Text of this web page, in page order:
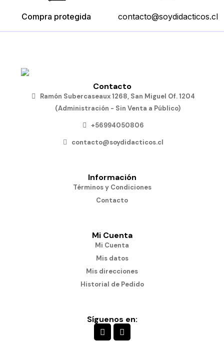
Compra protegida contacto@soydidacticos.cl
Contacto
Ramón Subercaseaux 1268, San Miguel Of. 1204
(Administración - Sin Venta a Público)
+56994050806
contacto@soydidacticos.cl
Información
Términos y Condiciones
Contacto
Mi Cuenta
Mi Cuenta
Mis datos
Mis direcciones
Historial de Pedido
Síguenos en: